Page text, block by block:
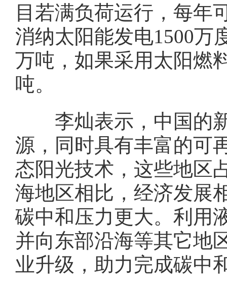
目若满负荷运行，每年
消纳太阳能发电1500万
万吨，如果采用太阳燃
吨。
李灿表示，中国的新
源，同时具有丰富的可
态阳光技术，这些地区
海地区相比，经济发展
碳中和压力更大。利用
并向东部沿海等其它地
业升级，助力完成碳中